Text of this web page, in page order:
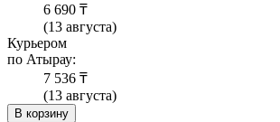
6 690 ₸
(13 августа)
Курьером
по Атырау:
7 536 ₸
(13 августа)
В корзину